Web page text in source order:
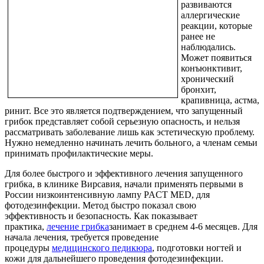
развиваются
аллергические
реакции, которые
ранее не
наблюдались.
Может появиться
конъюнктивит,
хронический
бронхит,
крапивница, астма,
ринит. Все это является подтверждением, что запущенный
грибок представляет собой серьезную опасность, и нельзя
рассматривать заболевание лишь как эстетическую проблему.
Нужно немедленно начинать лечить больного, а членам семьи
принимать профилактические меры.
Для более быстрого и эффективного лечения запущенного
грибка, в клинике Вирсавия, начали применять первыми в
России низкоинтенсивную лампу PACT MED, для
фотодезинфекции. Метод быстро показал свою
эффективность и безопасность. Как показывает
практика, лечение грибказанимает в среднем 4-6 месяцев. Для
начала лечения, требуется проведение
процедуры медицинского педикюра, подготовки ногтей и
кожи для дальнейшего проведения фотодезинфекции.